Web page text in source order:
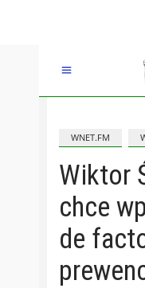
WNET.FM
Wiktor
chce
de